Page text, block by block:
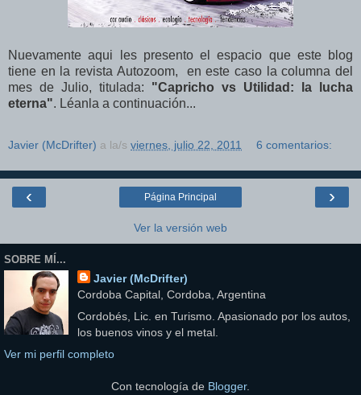
Nuevamente aqui les presento el espacio que este blog
tiene en la revista Autozoom, en este caso la columna del
mes de Julio, titulada: "Capricho vs Utilidad: la lucha
eterna". Léanla a continuación...
Javier (McDrifter) a la/s viernes, julio 22, 2011 6 comentarios:
‹ ›
Página Principal
Ver la versión web
SOBRE MÍ...
Javier (McDrifter)
Cordoba Capital, Cordoba, Argentina
Cordobés, Lic. en Turismo. Apasionado por los autos,
los buenos vinos y el metal.
Ver mi perfil completo
Con tecnología de Blogger.